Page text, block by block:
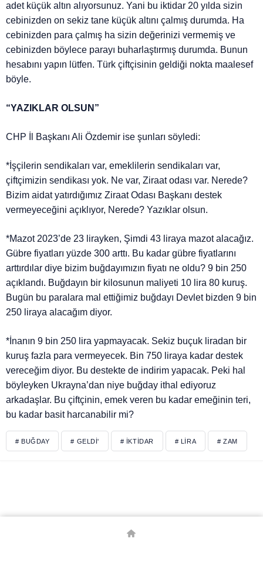
adet küçük altın alıyorsunuz. Yani bu iktidar 20 yılda sizin
cebinizden on sekiz tane küçük altını çalmış durumda. Ha
cebinizden para çalmış ha sizin değerinizi vermemiş ve
cebinizden böylece parayı buharlaştırmış durumda. Bunun
hesabını yapın lütfen. Türk çiftçisinin geldiği nokta maalesef
böyle.
“YAZIKLAR OLSUN”
CHP İl Başkanı Ali Özdemir ise şunları söyledi:
*İşçilerin sendikaları var, emeklilerin sendikaları var,
çiftçimizin sendikası yok. Ne var, Ziraat odası var. Nerede?
Bizim aidat yatırdığımız Ziraat Odası Başkanı destek
vermeyeceğini açıklıyor, Nerede? Yazıklar olsun.
*Mazot 2023’de 23 lirayken, Şimdi 43 liraya mazot alacağız.
Gübre fiyatları yüzde 300 arttı. Bu kadar gübre fiyatlarını
arttırdılar diye bizim buğdayımızın fiyatı ne oldu? 9 bin 250
açıklandı. Buğdayın bir kilosunun maliyeti 10 lira 80 kuruş.
Bugün bu paralara mal ettiğimiz buğdayı Devlet bizden 9 bin
250 liraya alacağım diyor.
*İnanın 9 bin 250 lira yapmayacak. Sekiz buçuk liradan bir
kuruş fazla para vermeyecek. Bin 750 liraya kadar destek
vereceğim diyor. Bu destekte de indirim yapacak. Peki hal
böyleyken Ukrayna’dan niye buğday ithal ediyoruz
arkadaşlar. Bu çiftçinin, emek veren bu kadar emeğinin teri,
bu kadar basit harcanabilir mi?
# BUĞDAY # GELDI' # İKTIDAR # LIRA # ZAM
© Telif Hakkı 2026, Tüm Hakları Saklıdır.